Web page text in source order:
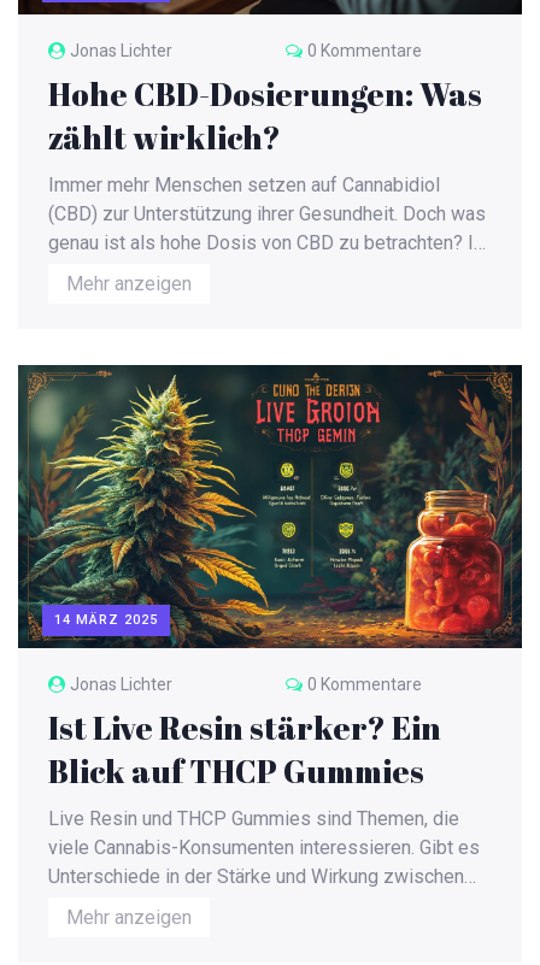
Jonas Lichter 0 Kommentare
Hohe CBD-Dosierungen: Was
zählt wirklich?
Immer mehr Menschen setzen auf Cannabidiol
(CBD) zur Unterstützung ihrer Gesundheit. Doch was
genau ist als hohe Dosis von CBD zu betrachten? In
diesem Artikel beleuchten wir, wie ein hohes CBD-
Niveau aussieht, welche Faktoren die richtige
wertvolle Tipps, um ihre individuelle CBD-Dosis
anzupassen, und interessante Fakten über die
aktuelle Forschungslage.
Mehr anzeigen
14 MÄRZ 2025
Jonas Lichter 0 Kommentare
Ist Live Resin stärker? Ein
Blick auf THCP Gummies
Live Resin und THCP Gummies sind Themen, die
viele Cannabis-Konsumenten interessieren. Gibt es
Unterschiede in der Stärke und Wirkung zwischen
diesen beiden? Dieser Artikel beleuchtet die
Besonderheiten von Live Resin und dessen
Mehr anzeigen